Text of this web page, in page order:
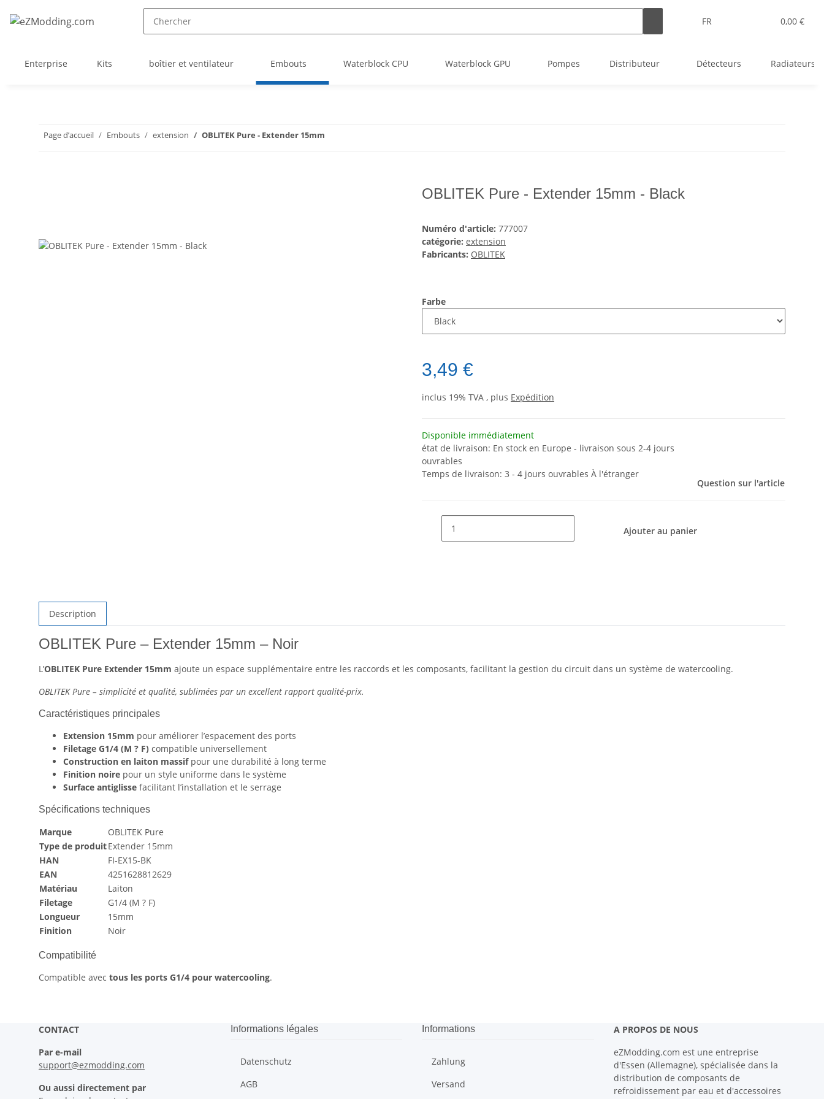
FR 0,00 €
Enterprise Kits boîtier et ventilateur Embouts Waterblock CPU Waterblock GPU Pompes Distributeur Détecteurs Radiateurs
Page d’accueil Embouts extension OBLITEK Pure - Extender 15mm
OBLITEK Pure - Extender 15mm - Black
Numéro d'article: 777007
catégorie: extension
Fabricants: OBLITEK
Farbe
3,49 €
inclus 19% TVA , plus Expédition
Disponible immédiatement
état de livraison: En stock en Europe - livraison sous 2-4 jours
ouvrables
Temps de livraison: 3 - 4 jours ouvrables À l'étranger
Question sur l'article
Ajouter au panier
Description
OBLITEK Pure – Extender 15mm – Noir
L’OBLITEK Pure Extender 15mm ajoute un espace supplémentaire entre les raccords et les composants, facilitant la gestion du circuit dans un système de watercooling.
OBLITEK Pure – simplicité et qualité, sublimées par un excellent rapport qualité-prix.
Caractéristiques principales
Extension 15mm pour améliorer l’espacement des ports
Filetage G1/4 (M ? F) compatible universellement
Construction en laiton massifpour une durabilité à long terme
Finition noire pour un style uniforme dans le système
Surface antiglisse facilitant l’installation et le serrage
Spécifications techniques
Marque
OBLITEK Pure
Type de produitExtender 15mm
HAN
FI-EX15-BK
EAN
4251628812629
Matériau
Laiton
Filetage
G1/4 (M ? F)
Longueur
15mm
Finition
Noir
Compatibilité
Compatible avec tous les ports G1/4 pour watercooling.
CONTACT
Par e-mail
support@ezmodding.com
Ou aussi directement par
Informations légales
Datenschutz
AGB
Informations
Zahlung
Versand
A PROPOS DE NOUS
eZModding.com est une entreprise
d'Essen (Allemagne), spécialisée dans la
distribution de composants de
refroidissement par eau et d'accessoires